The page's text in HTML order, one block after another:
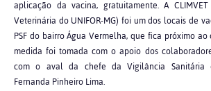
aplicação da vacina, gratuitamente. A
Veterinária do UNIFOR-MG) foi um dos locais de
PSF do bairro Água Vermelha, que fica próximo
medida foi tomada com o apoio dos
com o aval da chefe da Vigilância Sanitária
Fernanda Pinheiro Lima.